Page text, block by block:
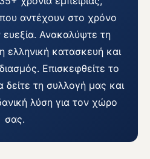
που αντέχουν στο χρόνο
Ανακαλύψτε τη
ελληνική κατασκευή και
Επισκεφθείτε το
τη συλλογή μας και
λύση για τον χώρο
σας.